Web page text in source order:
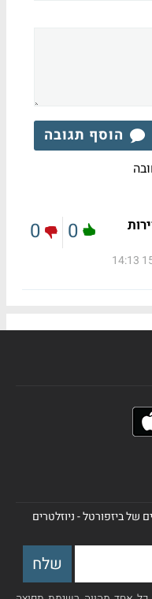
הוסף תגובה
0
0
של ביזפורטל - ניוזלטרים